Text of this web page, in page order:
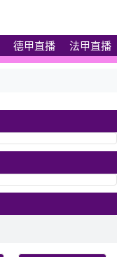
德甲直播 法甲直播